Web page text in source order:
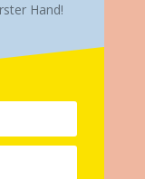
Hand!